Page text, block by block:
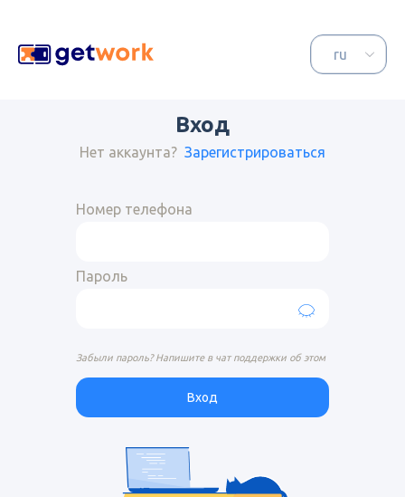
Вход
Нет аккаунта? Зарегистрироваться
Номер телефона
Пароль
Забыли пароль? Напишите в чат поддержки об этом
Вход